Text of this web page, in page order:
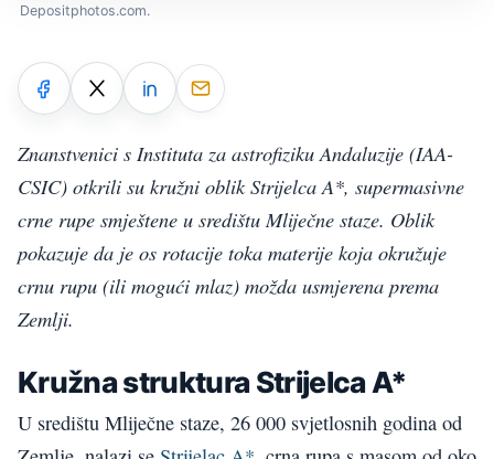
Depositphotos.com.
Znanstvenici s Instituta za astrofiziku Andaluzije (IAA-
CSIC) otkrili su kružni oblik Strijelca A*, supermasivne
crne rupe smještene u središtu Mliječne staze. Oblik
pokazuje da je os rotacije toka materije koja okružuje
crnu rupu (ili mogući mlaz) možda usmjerena prema
Zemlji.
Kružna struktura Strijelca A*
U središtu Mliječne staze, 26 000 svjetlosnih godina od